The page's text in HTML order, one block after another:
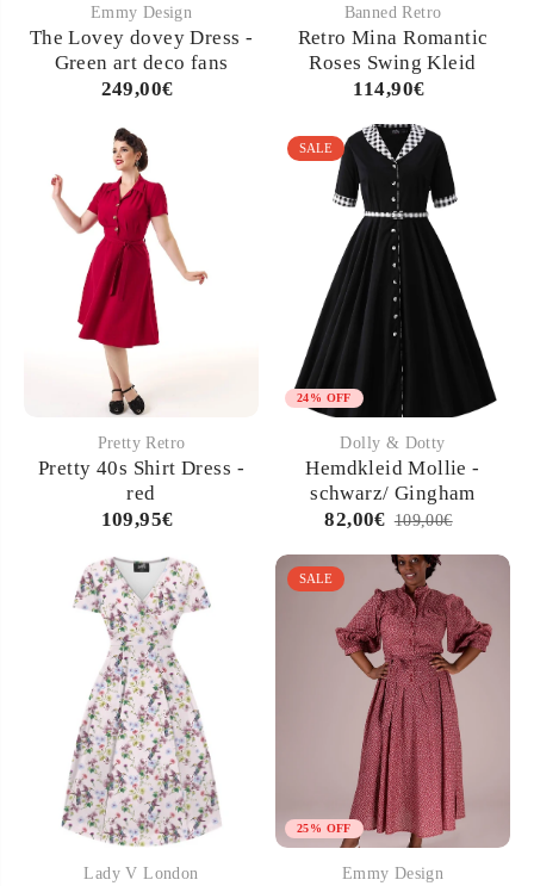
Emmy Design
The Lovey dovey Dress -
Green art deco fans
249,00€
Banned Retro
Retro Mina Romantic
Roses Swing Kleid
114,90€
Pretty Retro
Pretty 40s Shirt Dress -
red
109,95€
24% OFF
SALE
Dolly & Dotty
Hemdkleid Mollie -
schwarz/ Gingham
82,00€ 109,00€
Lady V London
25% OFF
SALE
Emmy Design